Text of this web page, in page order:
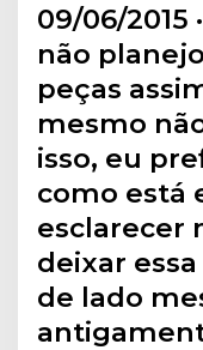
09/06/2015
não
peças
mesmo
isso, eu
como está
esclarecer
deixar
de lado